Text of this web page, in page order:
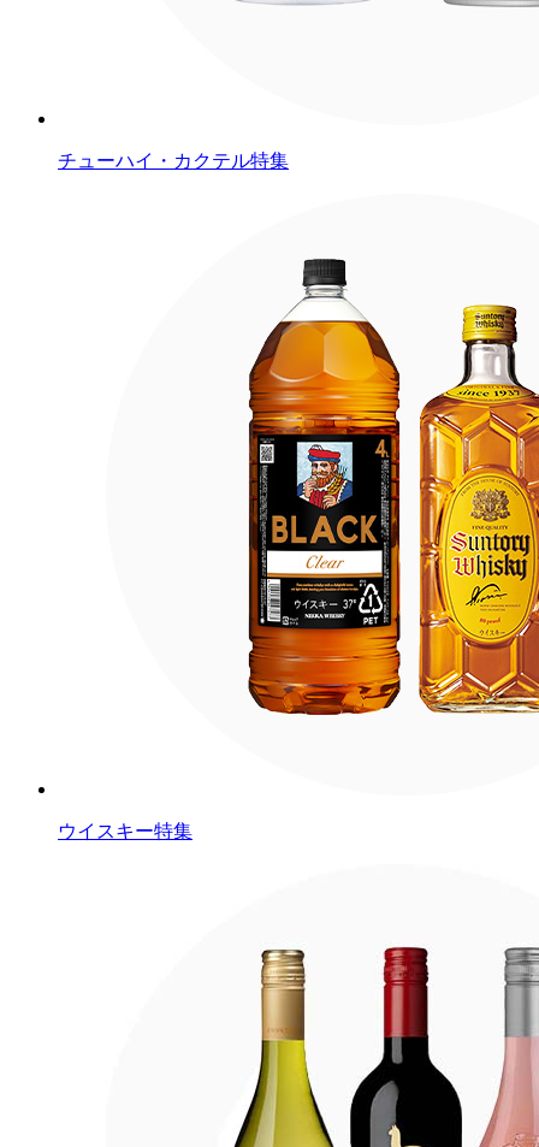
チューハイ・カクテル特集
ウイスキー特集